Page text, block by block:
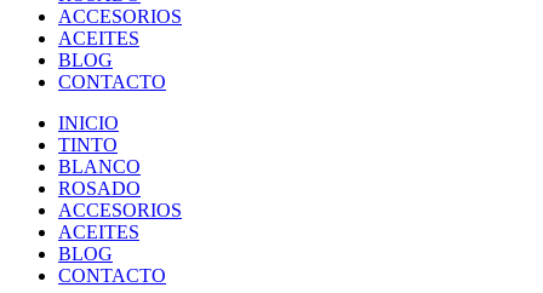
ACCESORIOS
ACEITES
BLOG
CONTACTO
INICIO
TINTO
BLANCO
ROSADO
ACCESORIOS
ACEITES
BLOG
CONTACTO